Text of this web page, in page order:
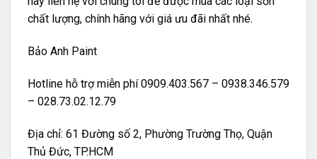
chất lượng, chính hãng với giá ưu đãi nhất nhé.
Bảo Anh Paint
Hotline hỗ trợ miễn phí 0909.403.567 – 0938.346.579
– 028.73.02.12.79
Địa chỉ: 61 Đường số 2, Phường Trường Thọ, Quận
Thủ Đức, TP.HCM